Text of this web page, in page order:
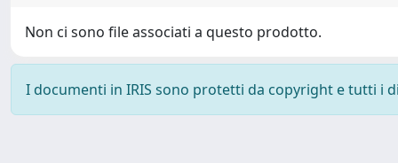
Non ci sono file associati a questo prodotto.
I documenti in IRIS sono protetti da copyright e tutti i